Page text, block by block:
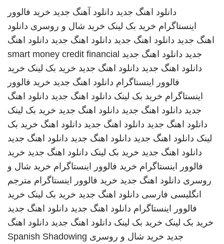
دانلود اهنگ جدید دانلود آهنگ جدید خرید فالوور
اینستاگرام خرید بک لینک خرید شال و روسری دانلود
اهنگ جدید دانلود اهنگ جدید دانلود اهنگ جدید دانلود اهنگ
جدید دانلود اهنگ جدید smart money credit financial
دانلود اهنگ جدید دانلود اهنگ جدید خرید بک لینک خرید
فالوور اینستاگرام دانلود اهنگ جدید خرید فالوور
اینستاگرام خرید بک لینک دانلود اهنگ جدید دانلود اهنگ
جدید دانلود اهنگ جدید دانلود اهنگ جدید خرید بک لینک
دانلود اهنگ جدید دانلود اهنگ جدید دانلود اهنگ خرید بک
لینک دانلود اهنگ جدید دانلود اهنگ جدید دانلود اهنگ جدید
دانلود اهنگ جدید خرید بک لینک دانلود اهنگ جدید خرید
فالوور اینستاگرام خرید فالوور اینستاگرام خرید شال و
روسری دانلود اهنگ جدید خرید فالوور اینستاگرام مترجم
انگلیسی فارسی دانلود اهنگ جدید خرید بک لینک خرید
فالوور اینستاگرام دانلود اهنگ جدید دانلود اهنگ جدید
خرید بک لینک خرید بک لینک دانلود اهنگ جدید دانلود اهنگ
جدید خرید شال و روسری Spanish Shadowing